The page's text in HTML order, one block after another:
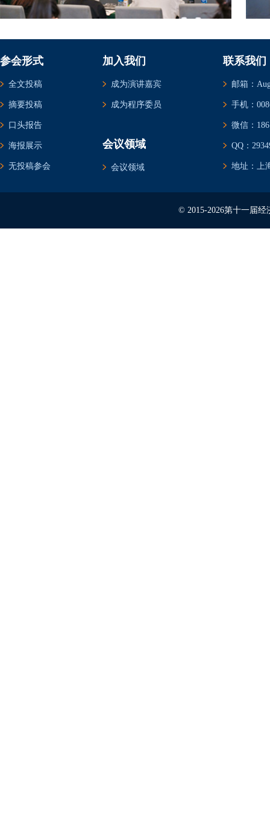
参会形式
全文投稿
摘要投稿
口头报告
海报展示
无投稿参会
加入我们
成为演讲嘉宾
成为程序委员
会议领域
会议领域
联系我们
邮箱：
手机：
微信：
QQ：
地址：上
© 2015-2026第十一届